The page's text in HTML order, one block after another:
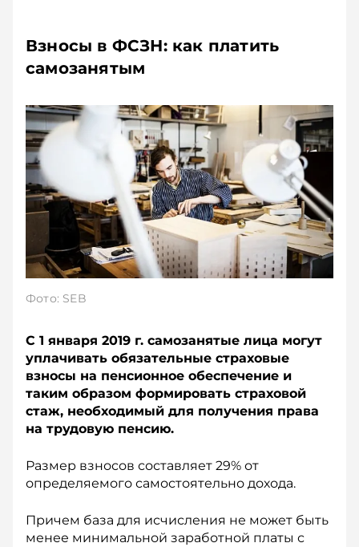
Взносы в ФСЗН: как платить
самозанятым
Фото: SEB
С 1 января 2019 г. самозанятые лица могут
уплачивать обязательные страховые
взносы на пенсионное обеспечение и
таким образом формировать страховой
стаж, необходимый для получения права
на трудовую пенсию.
Размер взносов составляет 29% от
определяемого самостоятельно дохода.
Причем база для исчисления не может быть
менее минимальной заработной платы с